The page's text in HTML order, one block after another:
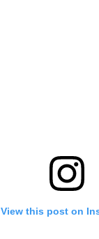
View this post on